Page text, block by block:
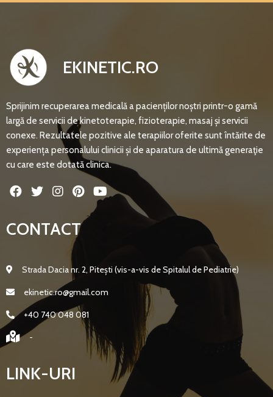
EKINETIC.RO
Sprijinim recuperarea medicală a pacienților noștri printr-o gamă
largă de servicii de kinetoterapie, fizioterapie, masaj și servicii
conexe. Rezultatele pozitive ale terapiilor oferite sunt întărite de
experiența personalului clinicii și de aparatura de ultimă generaţie
cu care este dotată clinica.
CONTACT
Strada Dacia nr. 2, Pitești (vis-a-vis de Spitalul de Pediatrie)
ekinetic.ro@gmail.com
+40 740 048 081
-
LINK-URI